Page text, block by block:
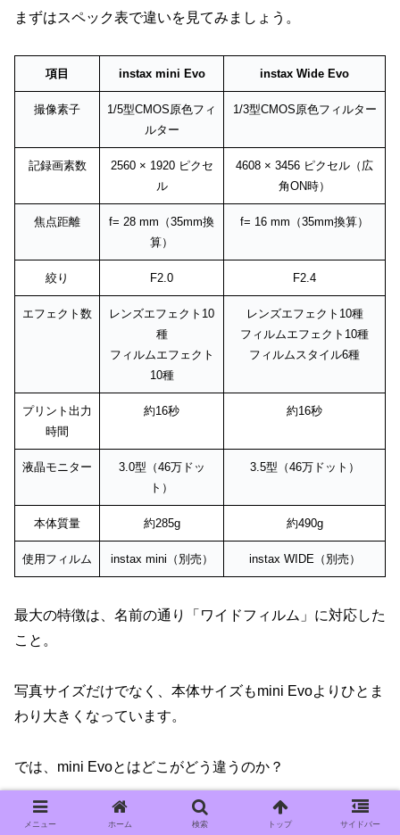
まずはスペック表で違いを見てみましょう。
項目 instax mini Evo instax Wide Evo
撮像素子
1/5型CMOS原色フィ
ルター
1/3型CMOS原色フィルター
記録画素数
2560 × 1920 ピクセ
ル
4608 × 3456 ピクセル（広
角ON時）
焦点距離
f= 28 mm（35mm換
算）
f= 16 mm（35mm換算）
絞り F2.0 F2.4
エフェクト数
レンズエフェクト10
種
フィルムエフェクト
10種
レンズエフェクト10種
フィルムエフェクト10種
フィルムスタイル6種
プリント出力
時間
約16秒 約16秒
液晶モニター
3.0型（46万ドッ
ト）
3.5型（46万ドット）
本体質量 約285g 約490g
使用フィルム instax mini（別売） instax WIDE（別売）
最大の特徴は、名前の通り「ワイドフィルム」に対応した
こと。
写真サイズだけでなく、本体サイズもmini Evoよりひとま
わり大きくなっています。
では、mini Evoとはどこがどう違うのか？
ここからは、両モデルの違いを詳しく見ていきましょう。
メニュー ホーム 検索 トップ サイドバー